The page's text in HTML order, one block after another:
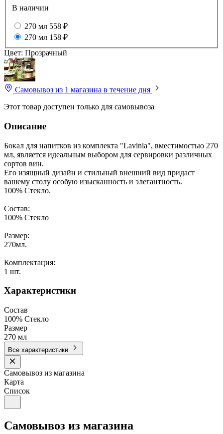
В наличии
270 мл 558 ₽
270 мл 158 ₽
Цвет: Прозрачный
Самовывоз из 1 магазина в течение дня
Этот товар доступен только для самовывоза
Описание
Бокал для напитков из комплекта "Lavinia", вместимостью 270
мл, является идеальным выбором для сервировки различных
сортов вин.
Его изящный дизайн и стильный внешний вид придаст
вашему столу особую изысканность и элегантность.
100% Стекло.
Состав:
100% Стекло
Размер:
270мл.
Комплектация:
1 шт.
Характеристики
Состав
100% Стекло
Размер
270 мл
Все характеристики
Самовывоз из магазина
Карта
Список
Самовывоз из магазина